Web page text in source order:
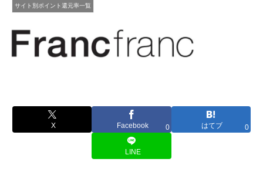
サイト別ポイント還元率一覧
X Facebook 0 はてブ 0
LINE